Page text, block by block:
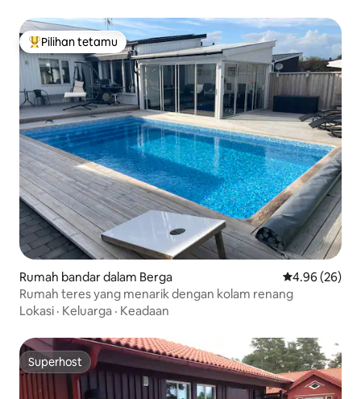
Pilihan utama tetamu
Pilihan tetamu
Rumah bandar dalam Berga Penarafan
4.96 (26)
Rumah teres yang menarik dengan kolam renang
Lokasi · Keluarga · Keadaan
Superhost
Superhost